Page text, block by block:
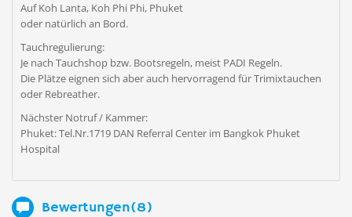
Auf Koh Lanta, Koh Phi Phi, Phuket
oder natürlich an Bord.
Tauchregulierung:
Je nach Tauchshop bzw. Bootsregeln, meist PADI Regeln.
Die Plätze eignen sich aber auch hervorragend für Trimixtauchen
oder Rebreather.
Nächster Notruf / Kammer:
Phuket: Tel.Nr.1719 DAN Referral Center im Bangkok Phuket
Hospital
Bewertungen(8)